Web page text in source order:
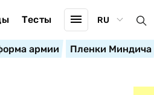
Тесты RU
армии Пленки Миндича